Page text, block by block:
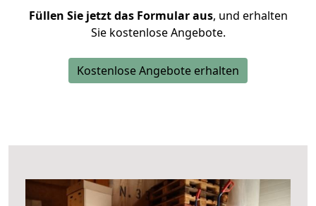
Füllen Sie jetzt das Formular aus, und erhalten
Sie kostenlose Angebote.
Kostenlose Angebote erhalten